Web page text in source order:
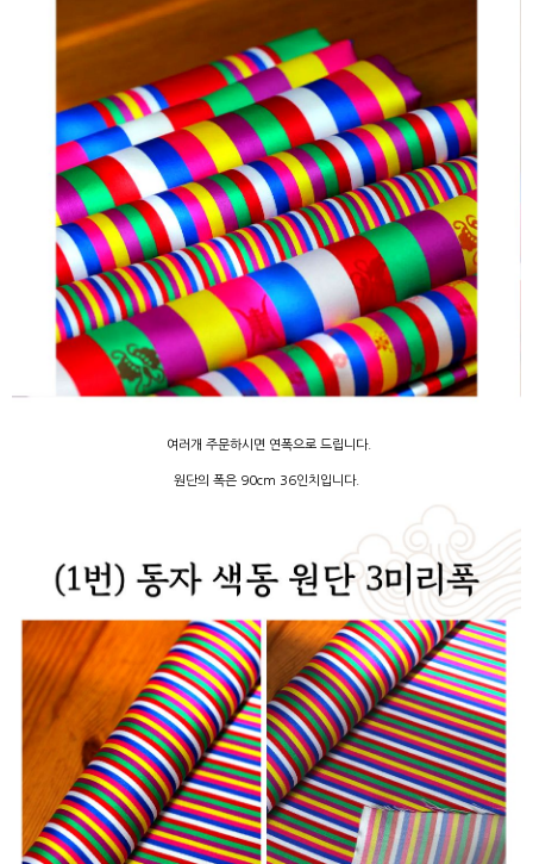
여러개 주문하시면 연폭으로 드립니다.
원단의 폭은 90cm 36인치입니다.